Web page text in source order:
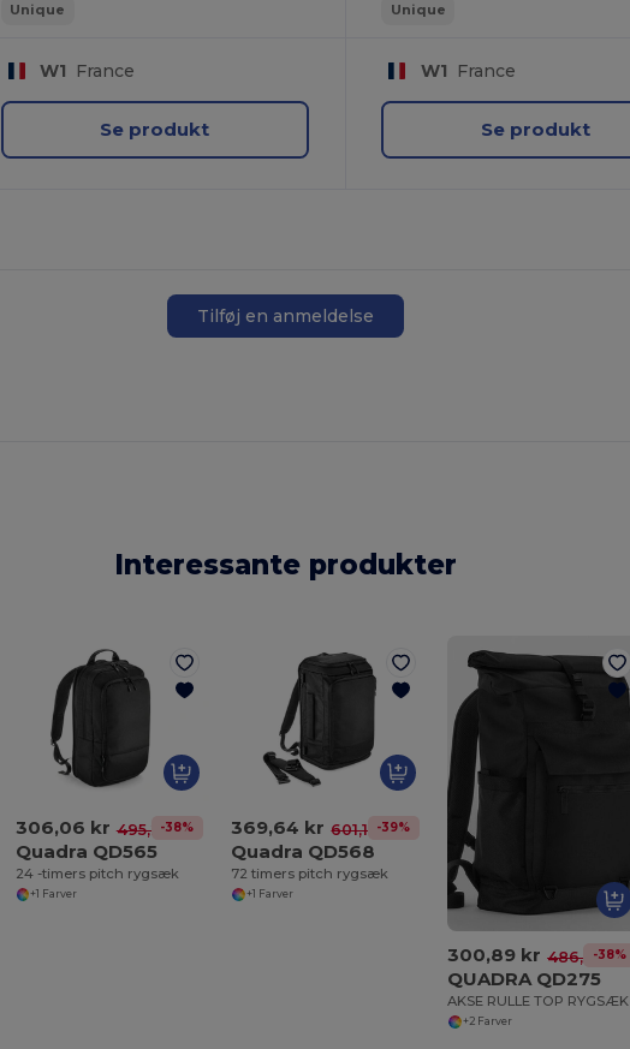
Unique
W1 France
Se produkt
Unique
W1 France
Se produkt
Tilføj en anmeldelse
Interessante produkter
306,06 kr 495,21 kr
-38%
Quadra QD565
24 -timers pitch rygsæk
+1 Farver
369,64 kr 601,13 kr
-39%
Quadra QD568
72 timers pitch rygsæk
+1 Farver
300,89 kr 486,48 kr
-38%
QUADRA QD275
AKSE RULLE TOP RYGSÆK
+2 Farver